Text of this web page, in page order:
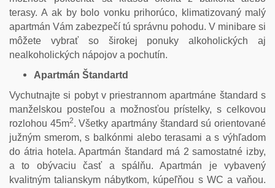
terasy. A ak by bolo vonku prihorúco, klimatizovaný malý
apartmán Vám zabezpečí tú správnu pohodu. V minibare si
môžete vybrať so širokej ponuky alkoholických aj
nealkoholických nápojov a pochutín.
Apartmán Štandartd
Vychutnajte si pobyt v priestrannom apartmáne štandard s
manželskou posteľou a možnosťou prístelky, s celkovou
rozlohou 45m2. Všetky apartmány štandard sú orientované
južným smerom, s balkónmi alebo terasami a s výhľadom
do átria hotela. Apartmán štandard má 2 samostatné izby,
a to obývaciu časť a spálňu. Apartmán je vybavený
kvalitným talianskym nábytkom, kúpeľňou s WC a vaňou.